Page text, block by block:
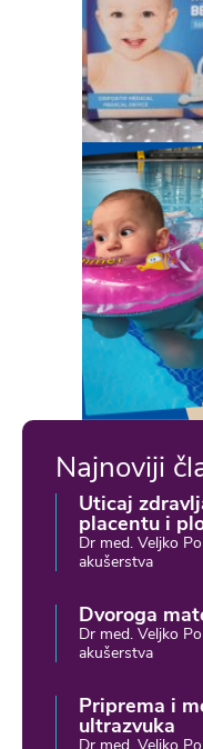
Najnoviji
Uticaj
placentu i
Dr med. Veljko
akušerstva
Dvoroga
Dr med. Veljko
akušerstva
Priprema i
ultrazvuka